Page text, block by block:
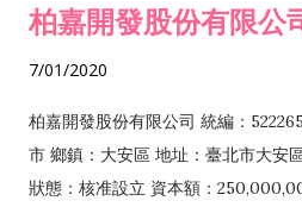
柏嘉開發股份有限公
7/01/2020
柏嘉開發股份有限公司 統編：
市 鄉鎮：大安區 地址：臺北市大安
狀態：核准設立 資本額：